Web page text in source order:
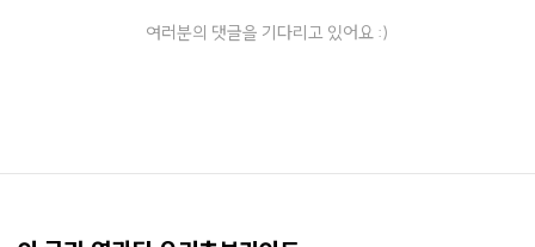
여러분의 댓글을 기다리고 있어요 :)